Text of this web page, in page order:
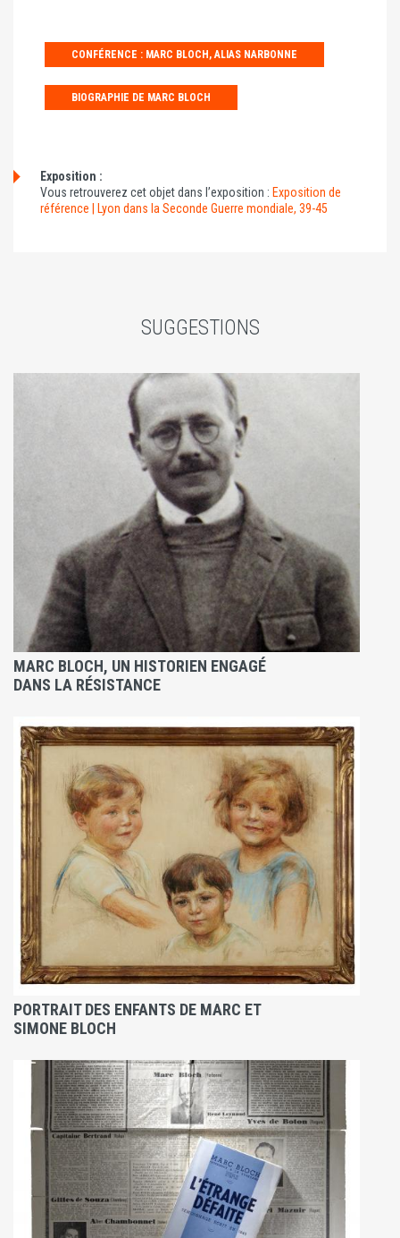
CONFÉRENCE : MARC BLOCH, ALIAS NARBONNE
BIOGRAPHIE DE MARC BLOCH
Exposition :
Vous retrouverez cet objet dans l’exposition : Exposition de
référence | Lyon dans la Seconde Guerre mondiale, 39-45
SUGGESTIONS
MARC BLOCH, UN HISTORIEN ENGAGÉ
DANS LA RÉSISTANCE
PORTRAIT DES ENFANTS DE MARC ET
SIMONE BLOCH